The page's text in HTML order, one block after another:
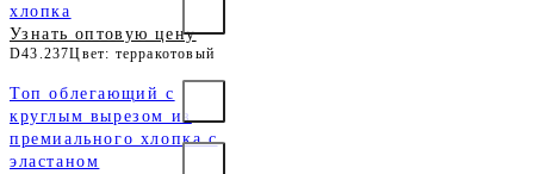
хлопка
Узнать оптовую цену
D43.237Цвет: терракотовый
Топ облегающий с
круглым вырезом из
премиального хлопка с
эластаном